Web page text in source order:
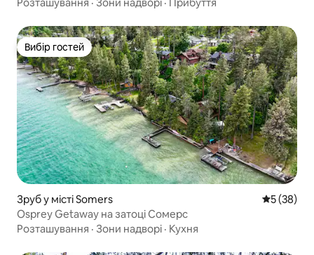
Вибір гостей
Вибір гостей
Зруб у місті Somers Середня
5 (38)
Osprey Getaway на затоці Сомерс
Розташування · Зони надворі · Кухня